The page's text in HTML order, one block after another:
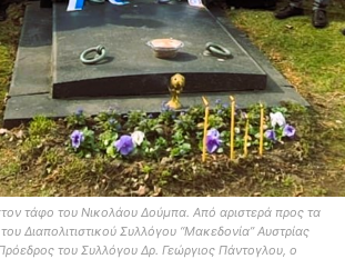
τάφο του Νικολάου Δούμπα. Από αριστερά προς τα
Διαπολιτιστικού Συλλόγου “Μακεδονία” Αυστρίας
του Συλλόγου Δρ. Γεώργιος Πάντογλου, ο